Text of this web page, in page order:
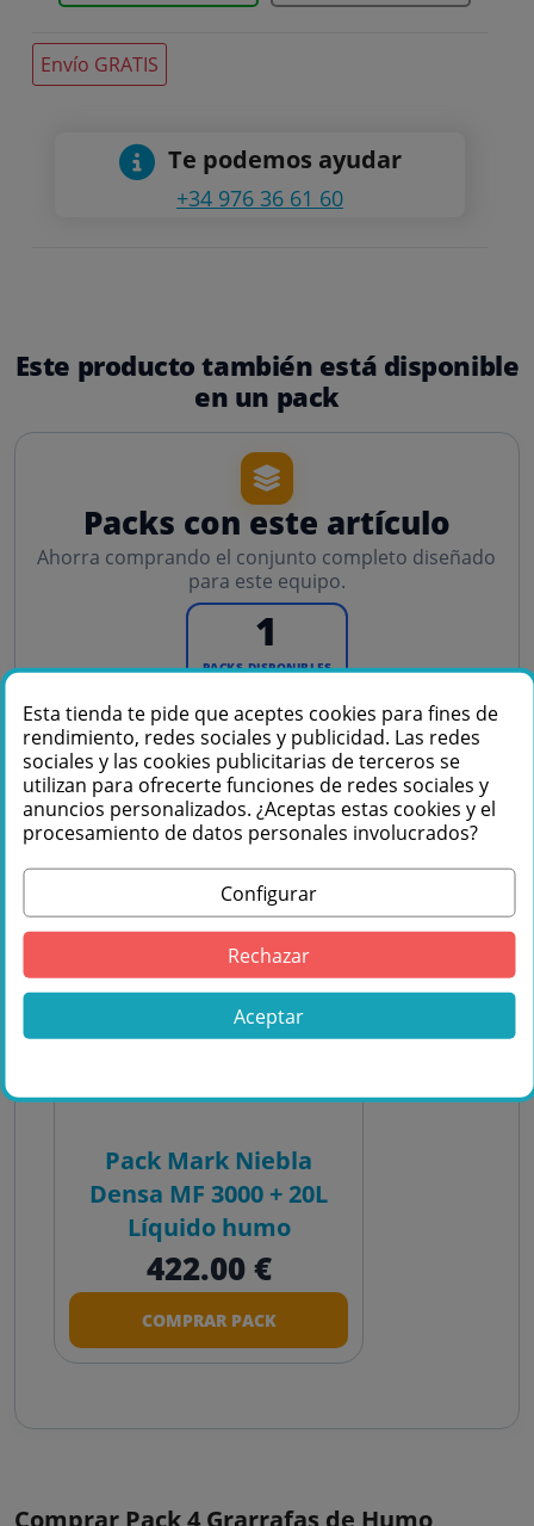
Envío GRATIS
Te podemos ayudar
+34 976 36 61 60
Este producto también está disponible
en un pack
Packs con este artículo
Ahorra comprando el conjunto completo diseñado
para este equipo.
1
PACKS DISPONIBLES
PACK
Pack Mark Niebla
Densa MF 3000 + 20L
Líquido humo
422.00 €
COMPRAR PACK
Esta tienda te pide que aceptes cookies para fines de
rendimiento, redes sociales y publicidad. Las redes
sociales y las cookies publicitarias de terceros se
utilizan para ofrecerte funciones de redes sociales y
anuncios personalizados. ¿Aceptas estas cookies y el
procesamiento de datos personales involucrados?
Configurar
Rechazar
Aceptar